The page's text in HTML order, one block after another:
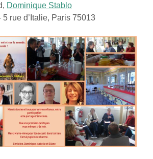
Dominique Stablo
5 rue d’Italie, Paris 75013